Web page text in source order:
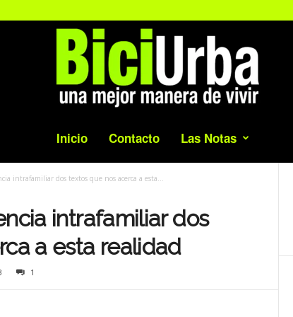
Inicio Contacto Las Notas
intrafamiliar dos textos que nos acerca a esta...
intrafamiliar dos
a esta realidad
1